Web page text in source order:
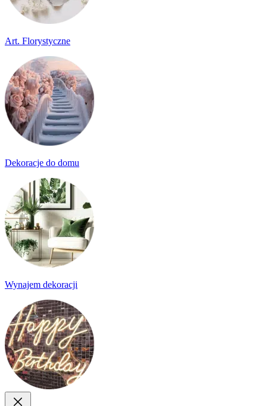
Art. Florystyczne
Dekoracje do domu
Wynajem dekoracji